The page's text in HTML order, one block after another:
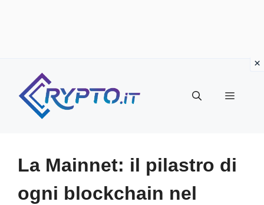
contenuto
Menu
La Mainnet: il pilastro di
ogni blockchain nel